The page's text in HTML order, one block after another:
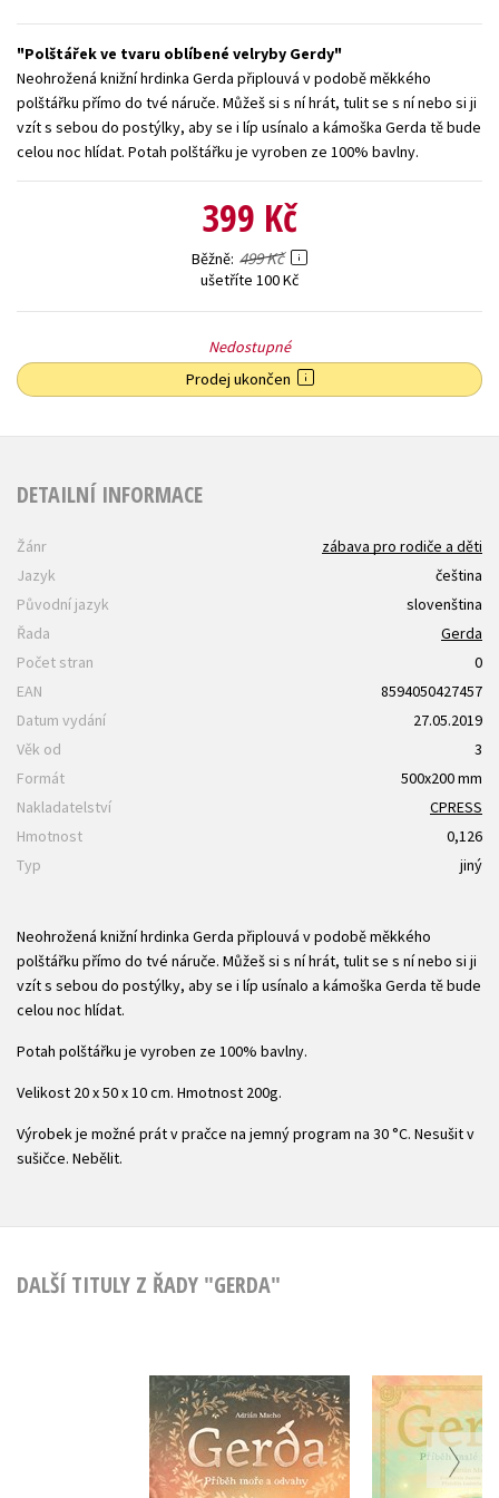
Young adult (SK)
Zahraniční literatura Zdraví a životní styl
Všechny tituly
Polštářek ve tvaru oblíbené velryby Gerdy
Neohrožená knižní hrdinka Gerda připlouvá v podobě měkkého
polštářku přímo do tvé náruče. Můžeš si s ní hrát, tulit se s ní nebo si ji
vzít s sebou do postýlky, aby se i líp usínalo a kámoška Gerda tě bude
celou noc hlídat. Potah polštářku je vyroben ze 100% bavlny.
399 Kč
Běžně 499 Kč
ušetříte 100 Kč
Nedostupné
Prodej ukončen
DETAILNÍ INFORMACE
Žánr
zábava pro rodiče a děti
Jazyk
čeština
Původní jazyk
slovenština
Řada
Gerda
Počet stran
0
EAN
8594050427457
Datum vydání
27.05.2019
Věk od
3
Formát
500x200 mm
Nakladatelství
CPRESS
Hmotnost
0,126
Typ
jiný
Neohrožená knižní hrdinka Gerda připlouvá v podobě měkkého
polštářku přímo do tvé náruče. Můžeš si s ní hrát, tulit se s ní nebo si ji
vzít s sebou do postýlky, aby se i líp usínalo a kámoška Gerda tě bude
celou noc hlídat.
Potah polštářku je vyroben ze 100% bavlny.
Velikost 20 x 50 x 10 cm. Hmotnost 200g.
Výrobek je možné prát v pračce na jemný program na 30 °C. Nesušit v
sušičce. Nebělit.
DALŠÍ TITULY Z ŘADY "GERDA"
Gerda: Příběh moře
a odvahy
Adrián Macho
Gerda:
Adrián
,
Zuzana